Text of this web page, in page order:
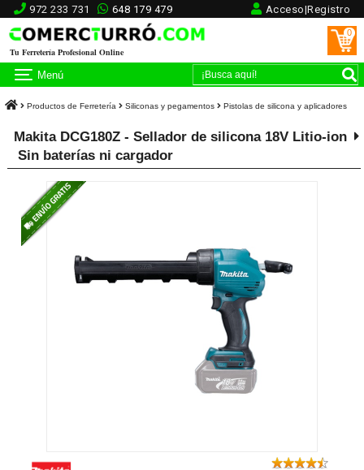
972 233 731 648 179 479 Acceso|Registro
Tu Ferretería Profesional Online
0
Menú
Productos de Ferretería Siliconas y pegamentos Pistolas de silicona y aplicadores
Makita DCG180Z - Sellador de silicona 18V Litio-ion
Sin baterías ni cargador